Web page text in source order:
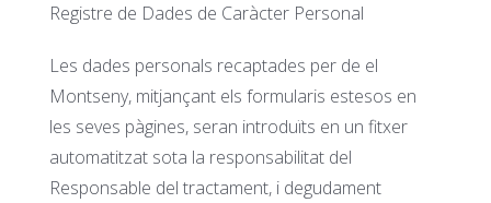
Registre de Dades de Caràcter Personal
Les dades personals recaptades per de el
Montseny, mitjançant els formularis estesos en
les seves pàgines, seran introduïts en un fitxer
automatitzat sota la responsabilitat del
Responsable del tractament, i degudament